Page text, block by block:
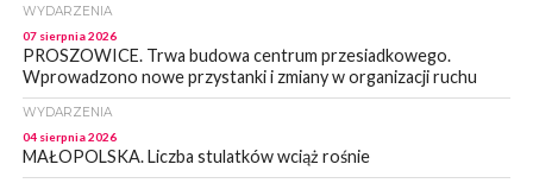
WYDARZENIA
07 sierpnia 2026
PROSZOWICE. Trwa budowa centrum przesiadkowego.
Wprowadzono nowe przystanki i zmiany w organizacji ruchu
WYDARZENIA
04 sierpnia 2026
MAŁOPOLSKA. Liczba stulatków wciąż rośnie